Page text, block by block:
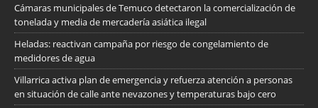
Cámaras municipales de Temuco detectaron la comercialización de
tonelada y media de mercadería asiática ilegal
Heladas: reactivan campaña por riesgo de congelamiento de
medidores de agua
Villarrica activa plan de emergencia y refuerza atención a personas
en situación de calle ante nevazones y temperaturas bajo cero